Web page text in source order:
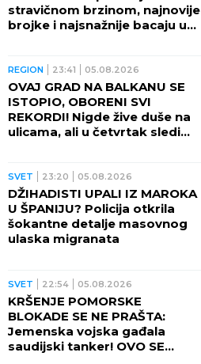
stravičnom brzinom, najnovije
brojke i najsnažnije bacaju u
REGION 23:41 05.08.2026
OVAJ GRAD NA BALKANU SE
ISTOPIO, OBORENI SVI
REKORDI! Nigde žive duše na
ulicama, ali u četvrtak sledi
SVET 23:20 05.08.2026
DŽIHADISTI UPALI IZ MAROKA
U ŠPANIJU? Policija otkrila
šokantne detalje masovnog
ulaska migranata
SVET 22:54 05.08.2026
KRŠENJE POMORSKE
BLOKADE SE NE PRAŠTA:
Jemenska vojska gađala
saudijski tanker! OVO SE